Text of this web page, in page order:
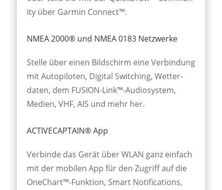
ity über Garmin Connect™.
NMEA 2000® und NMEA 0183 Netzwerke
Stelle über einen Bild­schirm eine Ver­bind­ung
mit Auto­pilot­en, Digi­tal Switch­ing, Wetter­
daten, dem FUSION-Link™-Audio­system,
Medien, VHF, AIS und mehr her.
ACTIVECAPTAIN® App
Verbinde das Gerät über WLAN ganz einfach
mit der mobil­en App für den Zu­griff auf die
One­Chart™-Funk­tion, Smart Noti­fica­tions,